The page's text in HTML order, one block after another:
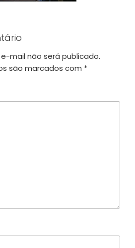
mail não será publicado.
são marcados com *